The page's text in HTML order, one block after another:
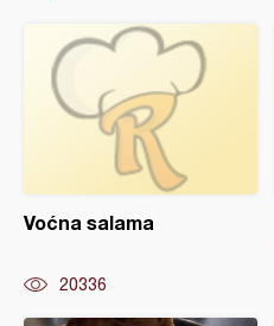
Voćna salama
20336